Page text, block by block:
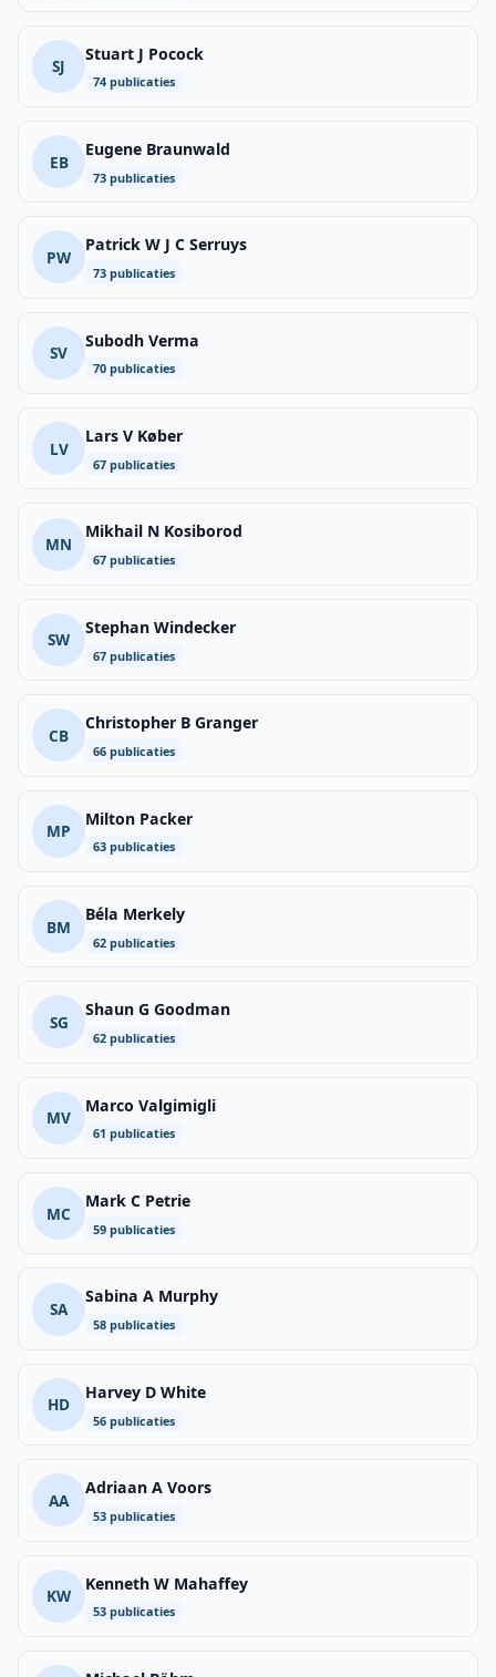
SJ
Stuart J Pocock
74 publicaties
EB
Eugene Braunwald
73 publicaties
PW
Patrick W J C Serruys
73 publicaties
SV
Subodh Verma
70 publicaties
LV
Lars V Køber
67 publicaties
MN
Mikhail N Kosiborod
67 publicaties
SW
Stephan Windecker
67 publicaties
CB
Christopher B Granger
66 publicaties
MP
Milton Packer
63 publicaties
BM
Béla Merkely
62 publicaties
SG
Shaun G Goodman
62 publicaties
MV
Marco Valgimigli
61 publicaties
MC
Mark C Petrie
59 publicaties
SA
Sabina A Murphy
58 publicaties
HD
Harvey D White
56 publicaties
AA
Adriaan A Voors
53 publicaties
KW
Kenneth W Mahaffey
53 publicaties